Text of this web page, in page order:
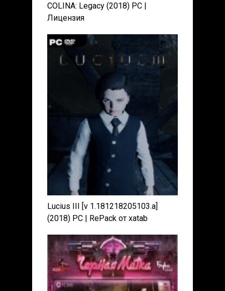
COLINA: Legacy (2018) PC |
Лицензия
Lucius III [v 1.181218205103.a]
(2018) PC | RePack от xatab